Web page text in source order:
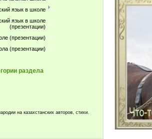
язык в школе
язык в школе
(презентации)
(презентации)
(презентации)
раздела
на казахстанских авторов, стихи.